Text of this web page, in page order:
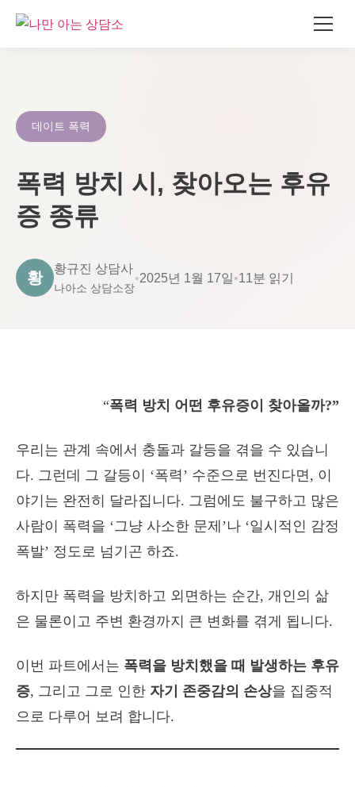
데이트 폭력
폭력 방치 시, 찾아오는 후유
증 종류
황
황규진 상담사
나아소 상담소장
•2025년 1월 17일•11분 읽기
“폭력 방치 어떤 후유증이 찾아올까?”
우리는 관계 속에서 충돌과 갈등을 겪을 수 있습니
다. 그런데 그 갈등이 ‘폭력’ 수준으로 번진다면, 이
야기는 완전히 달라집니다. 그럼에도 불구하고 많은
사람이 폭력을 ‘그냥 사소한 문제’나 ‘일시적인 감정
폭발’ 정도로 넘기곤 하죠.
하지만 폭력을 방치하고 외면하는 순간, 개인의 삶
은 물론이고 주변 환경까지 큰 변화를 겪게 됩니다.
이번 파트에서는 폭력을 방치했을 때 발생하는 후유
증, 그리고 그로 인한 자기 존중감의 손상을 집중적
으로 다루어 보려 합니다.